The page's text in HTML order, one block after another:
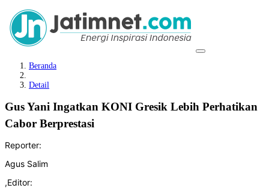
Beranda
Detail
Gus Yani Ingatkan KONI Gresik Lebih Perhatikan
Cabor Berprestasi
Reporter:
Agus Salim
,Editor: